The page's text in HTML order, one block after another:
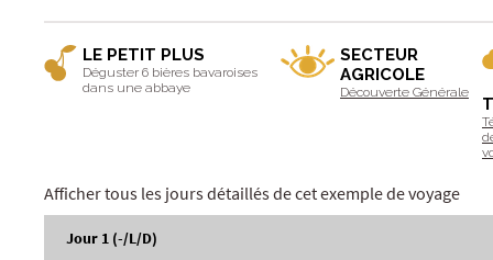
LE PETIT PLUS
Déguster 6 bières bavaroises
dans une abbaye
SECTEUR
AGRICOLE
Découverte Générale
Afficher tous les jours détaillés de cet exemple de voyage
Jour 1 (-/L/D)